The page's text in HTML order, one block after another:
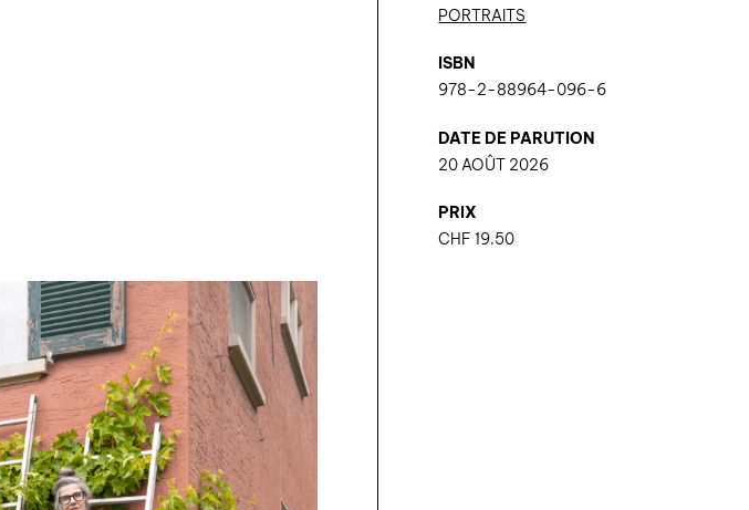
ia
↓
PORTRAITS
ISBN
978-2-88964-096-6
DATE DE PARUTION
20 AOÛT 2026
PRIX
CHF 19.50